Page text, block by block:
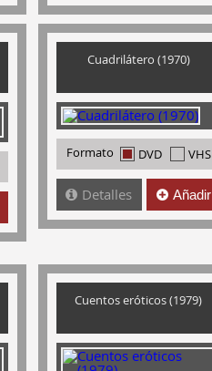
Cuadrilátero (1970)
Formato DVD VHS
Detalles Añadir
Cuentos eróticos (1979)